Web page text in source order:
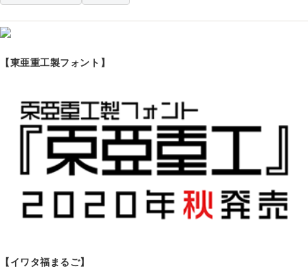
【東亜重工製フォント】
【イワタ福まるご】